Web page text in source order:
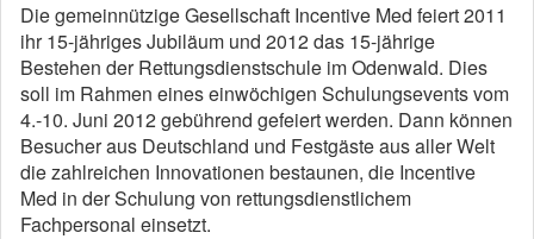
Die gemeinnützige Gesellschaft Incentive Med feiert 2011
ihr 15-jähriges Jubiläum und 2012 das 15-jährige
Bestehen der Rettungsdienstschule im Odenwald. Dies
soll im Rahmen eines einwöchigen Schulungsevents vom
4.-10. Juni 2012 gebührend gefeiert werden. Dann können
Besucher aus Deutschland und Festgäste aus aller Welt
die zahlreichen Innovationen bestaunen, die Incentive
Med in der Schulung von rettungsdienstlichem
Fachpersonal einsetzt.